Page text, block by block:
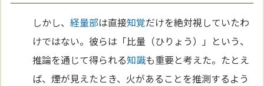
しかし、経量部は直接知覚だけを絶対視していたわ
けではない。彼らは「比量（ひりょう）」という、
推論を通じて得られる知識も重要と考えた。たとえ
ば、煙が見えたとき、火があることを推測するよう